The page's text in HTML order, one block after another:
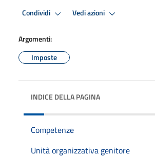
Condividi Vedi azioni
Argomenti:
Imposte
INDICE DELLA PAGINA
Competenze
Unità organizzativa genitore